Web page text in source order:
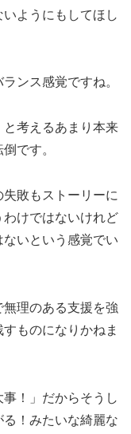
ようにもしてほし
ンス感覚ですね。
考えるあまり本来
です。
敗もストーリーに
けではないけれど
いという感覚でい
理のある支援を強
ものになりかねま
！」だからそうし
！みたいな綺麗な